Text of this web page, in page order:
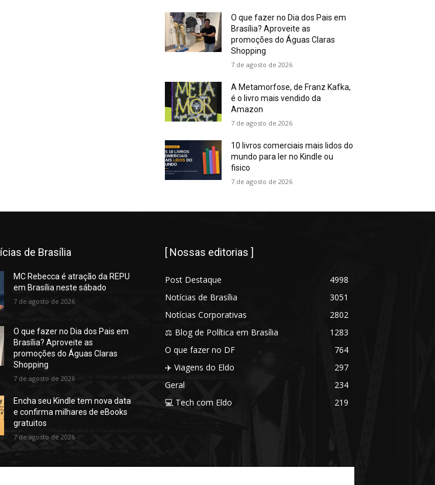
O que fazer no Dia dos Pais em
Brasília? Aproveite as
promoções do Águas Claras
Shopping
7 de agosto de 2026
A Metamorfose, de Franz Kafka,
é o livro mais vendido da
Amazon
7 de agosto de 2026
10 livros comerciais mais lidos do
mundo para ler no Kindle ou
fisico
7 de agosto de 2026
de Brasília
MC Rebecca é atração da REPU
em Brasília neste sábado
7 de agosto de 2026
O que fazer no Dia dos Pais em
Brasília? Aproveite as
promoções do Águas Claras
Shopping
7 de agosto de 2026
Encha seu Kindle tem nova data
e confirma milhares de eBooks
gratuitos
7 de agosto de 2026
[ Nossas editorias ]
Post Destaque
4998
Notícias de Brasília
3051
Notícias Corporativas
2802
⚖️ Blog de Política em Brasília
1283
O que fazer no DF
764
✈️ Viagens do Eldo
297
Geral
234
💻 Tech com Eldo
219